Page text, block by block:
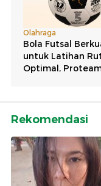
Rekomendasi